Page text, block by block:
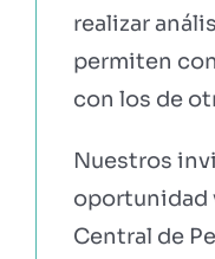
realizar
permiten
con los de
Nuestros
oportunidad
Central de